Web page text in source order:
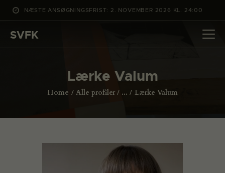
NÆSTE ANSØGNINGSFRIST: 2. NOVEMBER 2026 KL. 24:00
SVFK
Lærke Valum
Home Alle profiler ... Lærke Valum
DET SKER
ANSØG